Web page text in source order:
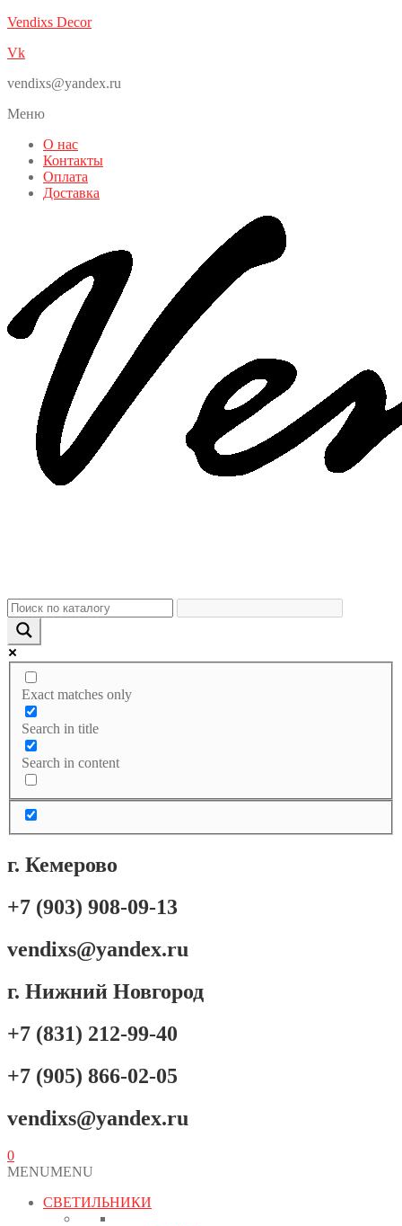
Vendixs Decor
Vk
vendixs@yandex.ru
Меню
О нас
Контакты
Оплата
Доставка
Exact matches only
Search in title
Search in content
г. Кемерово
+7 (903) 908-09-13
vendixs@yandex.ru
г. Нижний Новгород
+7 (831) 212-99-40
+7 (905) 866-02-05
vendixs@yandex.ru
0
MENUMENU
СВЕТИЛЬНИКИ